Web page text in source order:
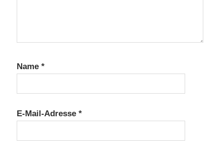
Name *
E-Mail-Adresse *